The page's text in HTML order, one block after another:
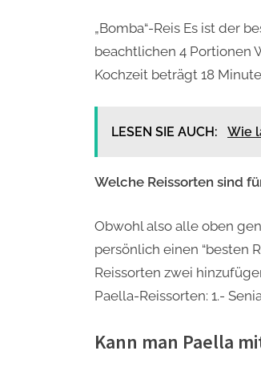
„Bomba“-Reis Es ist der
beachtlichen 4 Portionen
Kochzeit beträgt 18
LESEN SIE AUCH: Wie
Welche Reissorten sind
Obwohl also alle oben
persönlich einen “besten
Reissorten zwei
Paella-Reissorten: 1.- Senia
Kann man Paella